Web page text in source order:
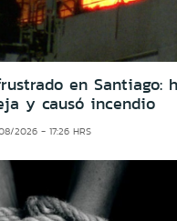
en Santiago:
y causó incendio
2026 - 17:26 HRS